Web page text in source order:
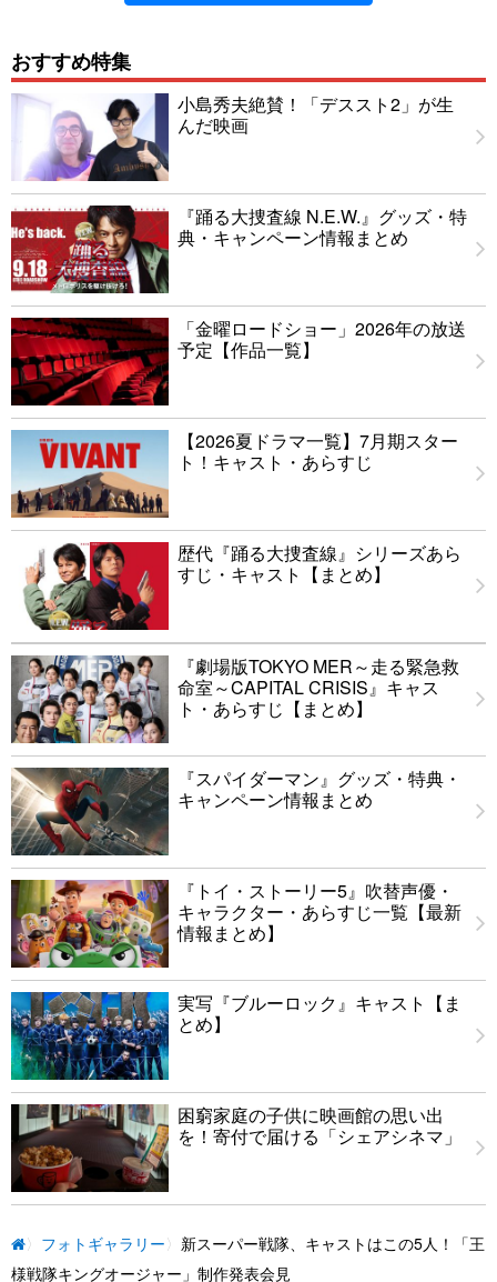
おすすめ特集
小島秀夫絶賛！「デススト2」が生
んだ映画
『踊る大捜査線 N.E.W.』グッズ・特
典・キャンペーン情報まとめ
「金曜ロードショー」2026年の放送
予定【作品一覧】
【2026夏ドラマ一覧】7月期スター
ト！キャスト・あらすじ
歴代『踊る大捜査線』シリーズあら
すじ・キャスト【まとめ】
『劇場版TOKYO MER～走る緊急救
命室～CAPITAL CRISIS』キャス
ト・あらすじ【まとめ】
『スパイダーマン』グッズ・特典・
キャンペーン情報まとめ
『トイ・ストーリー5』吹替声優・
キャラクター・あらすじ一覧【最新
情報まとめ】
実写『ブルーロック』キャスト【ま
とめ】
困窮家庭の子供に映画館の思い出
を！寄付で届ける「シェアシネマ」
フォトギャラリー
新スーパー戦隊、キャストはこの5人！「王
様戦隊キングオージャー」制作発表会見